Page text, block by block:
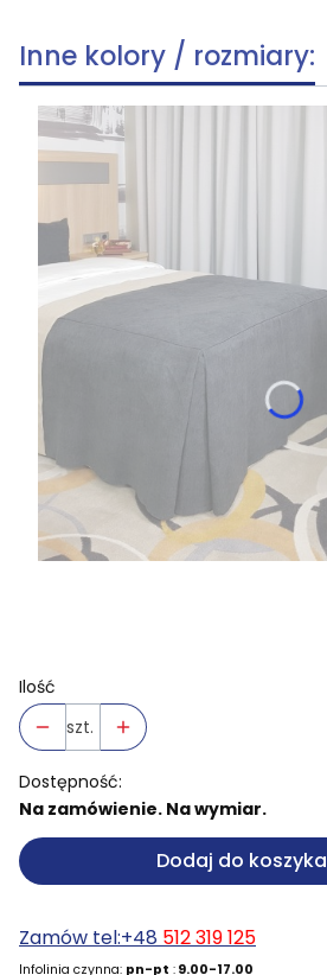
Inne kolory / rozmiary:
Ilość
szt.
Dostępność:
Na zamówienie. Na wymiar.
Dodaj do koszyka
Zamów tel:+48 512 319 125
Infolinia czynna: pn-pt : 9.00-17.00